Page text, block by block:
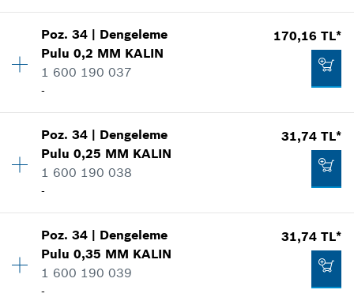
53,96 TL*
Fiyatlara KDV dahildir.
Şekli göster
53,96 TL*
Fiyatlara KDV dahildir.
Miktar 1
Fiyat grubu:11
Yedek parça bilgisi
Şekli göster
53,96 TL*
Fiyatlara KDV dahildir.
Poz.34 | Dengeleme
Pulu 0,2 MM KALIN
1 600 190 037
-
170,16 TL*
Miktar 1
Fiyat grubu:17
Yedek parça bilgisi
Şekli göster
Poz.34 | Dengeleme
Pulu 0,25 MM KALIN
1 600 190 038
-
31,74 TL*
Miktar 1
Fiyat grubu:10
Yedek parça bilgisi
Poz.34 | Dengeleme
Pulu 0,35 MM KALIN
1 600 190 039
-
31,74 TL*